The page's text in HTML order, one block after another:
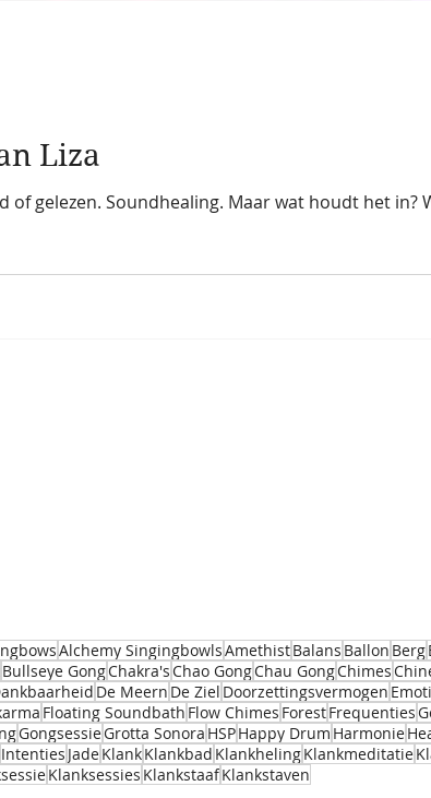
Liza
gelezen. Soundhealing. Maar wat houdt het in?
Alchemy SingingbowlsAmethistBalans Ballon Berg
Bullseye GongChakra'sChao GongChau GongChimes
De Meern De Ziel Doorzettingsvermogen
Floating Soundbath Flow Chimes ForestFrequenties
GongsessieGrotta Sonora HSPHappy Drum Harmonie
Intenties JadeKlankKlankbad KlankhelingKlankmeditatie
Klanksessies KlankstaafKlankstaven